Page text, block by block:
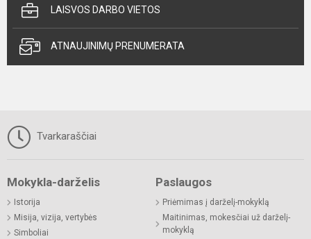
LAISVOS DARBO VIETOS
ATNAUJINIMŲ PRENUMERATA
Tvarkaraščiai
Mokykla-darželis
Istorija
Misija, vizija, vertybės
Simboliai
Paslaugos
Priėmimas į darželį-mokyklą
Maitinimas, mokesčiai už darželį-
mokyklą